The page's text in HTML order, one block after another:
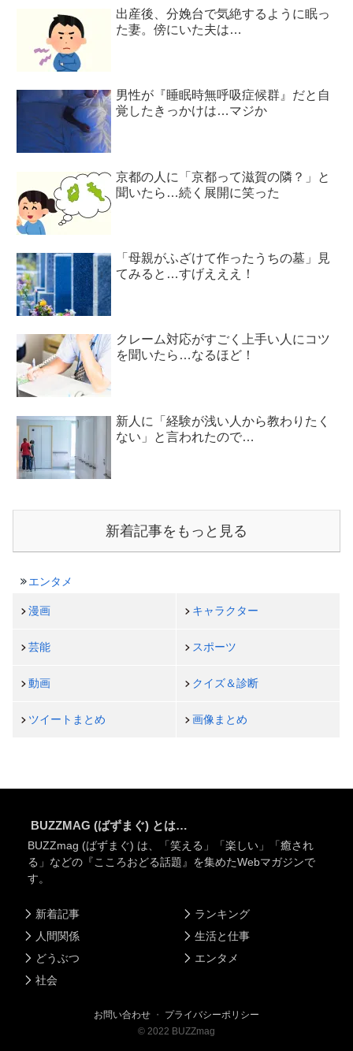
出産後、分娩台で気絶するように眠っ
た妻。傍にいた夫は…
男性が『睡眠時無呼吸症候群』だと自
覚したきっかけは…マジか
京都の人に「京都って滋賀の隣？」と
聞いたら…続く展開に笑った
「母親がふざけて作ったうちの墓」見
てみると…すげえええ！
クレーム対応がすごく上手い人にコツ
を聞いたら…なるほど！
新人に「経験が浅い人から教わりたく
ない」と言われたので…
新着記事をもっと見る
エンタメ
漫画 キャラクター
芸能 スポーツ
動画 クイズ＆診断
ツイートまとめ 画像まとめ
BUZZMAG (ばずまぐ) とは…
BUZZmag (ばずまぐ) は、「笑える」「楽しい」「癒され
る」などの『こころおどる話題』を集めたWebマガジンで
す。
新着記事
人間関係
どうぶつ
社会
ランキング
生活と仕事
エンタメ
お問い合わせ ・ プライバシーポリシー
© 2022 BUZZmag